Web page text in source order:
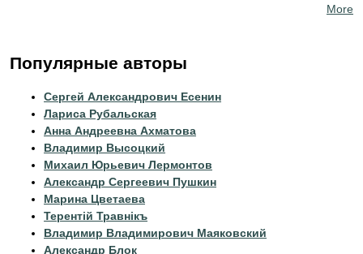
More
Популярные авторы
Сергей Александрович Есенин
Лариса Рубальская
Анна Андреевна Ахматова
Владимир Высоцкий
Михаил Юрьевич Лермонтов
Александр Сергеевич Пушкин
Марина Цветаева
Терентiй Травнiкъ
Владимир Владимирович Маяковский
Александр Блок